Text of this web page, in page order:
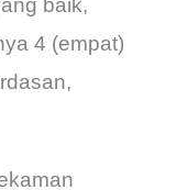
baik,
4 (empat)